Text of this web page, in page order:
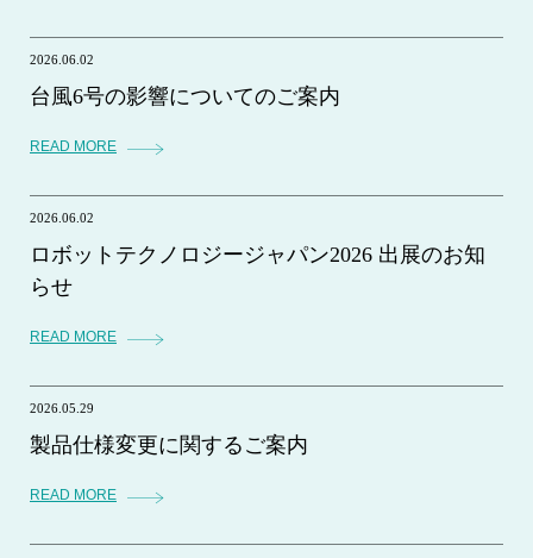
2026.06.02
台風6号の影響についてのご案内
READ MORE
2026.06.02
ロボットテクノロジージャパン2026 出展のお知
らせ
READ MORE
2026.05.29
製品仕様変更に関するご案内
READ MORE